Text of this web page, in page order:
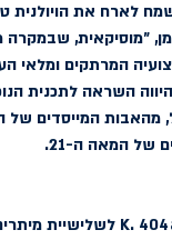
לארח את הויולנית
״מוסיקאית,
המרתקים ומלאי
השראה לתכנית
מהאבות המייסדים של
של המאה ה-21.